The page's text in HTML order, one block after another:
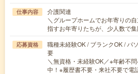
仕事内容
介護関連
＼グループホームでお年寄りの
指すお年寄りたちが、少人数で
応募資格
職種未経験OK / ブランクOK / パ
要
＼無資格・未経験OK／※年齢不
中！※履歴書不要・来社不要で電